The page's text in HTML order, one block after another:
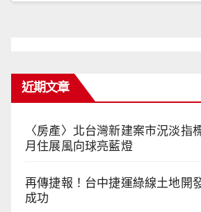
近期文章
〈房產〉北台灣新建案市況淡指
月住展風向球亮藍燈
再傳捷報！台中捷運綠線土地開
成功